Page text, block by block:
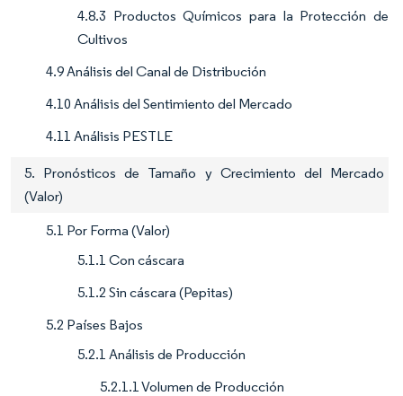
4.8.3 Productos Químicos para la Protección de
Cultivos
4.9 Análisis del Canal de Distribución
4.10 Análisis del Sentimiento del Mercado
4.11 Análisis PESTLE
5. Pronósticos de Tamaño y Crecimiento del Mercado
(Valor)
5.1 Por Forma (Valor)
5.1.1 Con cáscara
5.1.2 Sin cáscara (Pepitas)
5.2 Países Bajos
5.2.1 Análisis de Producción
5.2.1.1 Volumen de Producción